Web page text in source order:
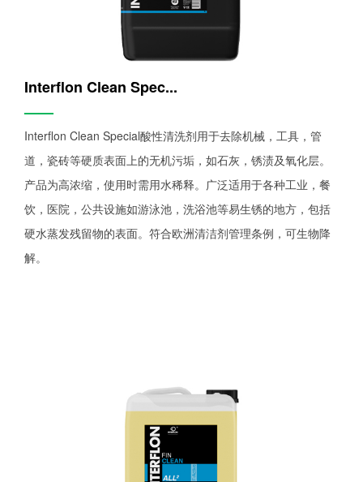
Interflon Clean Spec...
——
Interflon Clean Special酸性清洗剂用于去除机械，工具，管
道，瓷砖等硬质表面上的无机污垢，如石灰，锈渍及氧化层。
产品为高浓缩，使用时需用水稀释。广泛适用于各种工业，餐
饮，医院，公共设施如游泳池，洗浴池等易生锈的地方，包括
硬水蒸发残留物的表面。符合欧洲清洁剂管理条例，可生物降
解。